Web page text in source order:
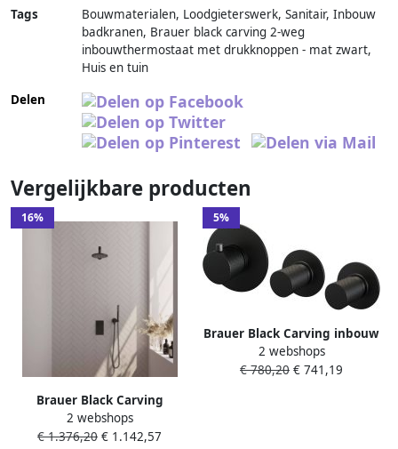
Tags
Bouwmaterialen, Loodgieterswerk, Sanitair, Inbouw
badkranen, Brauer black carving 2-weg
inbouwthermostaat met drukknoppen - mat zwart,
Huis en tuin
Delen
Vergelijkbare producten
16%
Brauer Black Carving
thermostatische inbouw
regendouche 3-weg
2 webshops
€ 1.376,20 € 1.142,57
5%
Brauer Black Carving inbouw
douchethermostaat met
inbouwdeel 3 carving
2 webshops
€ 780,20 € 741,19